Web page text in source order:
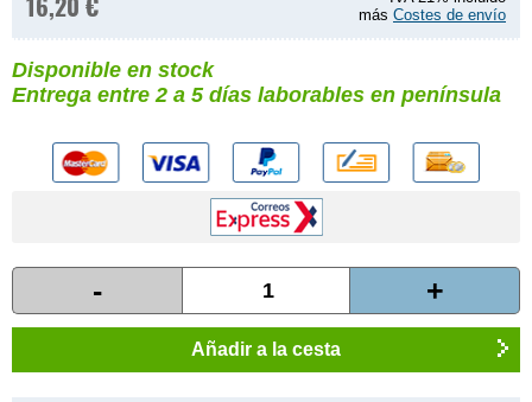
más Costes de envío
Disponible en stock
Entrega entre 2 a 5 días laborables en península
- +
Añadir a la cesta